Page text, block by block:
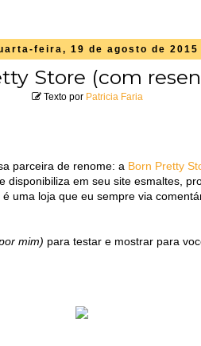
feira, 19 de agosto de 2015
Store (com
Texto por Patricia Faria
parceira de renome: a Born Pretty
disponibiliza em seu site esmaltes,
uma loja que eu sempre via
mim) para testar e mostrar para